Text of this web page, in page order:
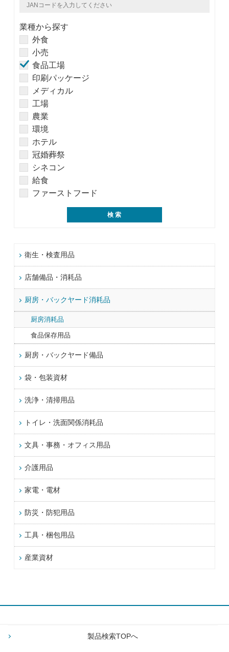
業種から探す
外食
小売
食品工場
印刷パッケージ
メディカル
工場
農業
環境
ホテル
冠婚葬祭
シネコン
給食
ファーストフード
衛生・検査用品
店舗備品・消耗品
厨房・バックヤード消耗品
厨房消耗品
食品保存用品
厨房・バックヤード備品
袋・包装資材
洗浄・清掃用品
トイレ・洗面関係消耗品
文具・事務・オフィス用品
介護用品
家電・電材
防災・防犯用品
工具・梱包用品
産業資材
製品検索TOPへ